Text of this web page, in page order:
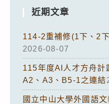
近期文章
114-2重補修(1下、2
2026-08-07
115年度AI人才方舟計
A2、A3、B5-1之連結
國立中山大學外國語